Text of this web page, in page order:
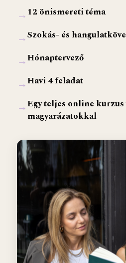
→12 önismereti téma
→Szokás- és
→Hónaptervező
→Havi 4 feladat
→Egy teljes online
magyarázatokkal